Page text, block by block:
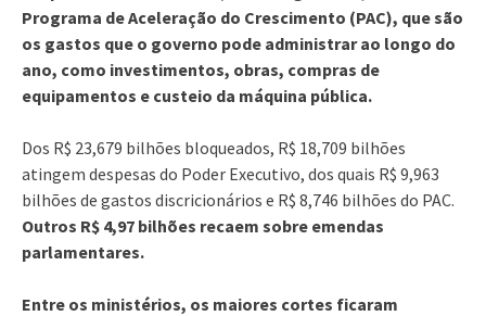
Programa de Aceleração do Crescimento (PAC), que são
os gastos que o governo pode administrar ao longo do
ano, como investimentos, obras, compras de
equipamentos e custeio da máquina pública.
Dos R$ 23,679 bilhões bloqueados, R$ 18,709 bilhões
atingem despesas do Poder Executivo, dos quais R$ 9,963
bilhões de gastos discricionários e R$ 8,746 bilhões do PAC.
Outros R$ 4,97 bilhões recaem sobre emendas
parlamentares.
Entre os ministérios, os maiores cortes ficaram